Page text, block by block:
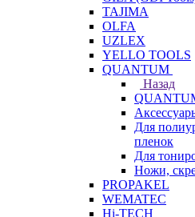
TAJIMA
OLFA
UZLEX
YELLO TOOLS
QUANTUM
Назад
Для
пленок
Для
Ножи,
PROPAKEL
WEMATEC
Hi-TECH